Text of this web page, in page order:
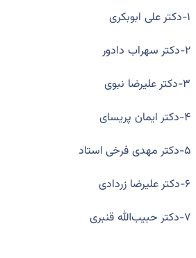
۱-دکتر علی ابوبکری
۲-دکتر سهراب دادور
۳-دکتر علیرضا نبوی
۴-دکتر ایمان پریسای
۵-دکتر مهدی فرخی استاد
۶-دکتر علیرضا زردادی
۷-دکتر حبیب‌الله قنبری